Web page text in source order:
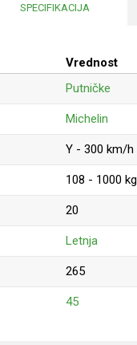
SPECIFIKACIJA
Vrednost
Putničke
Michelin
Y - 300 km/h
108 - 1000 kg
20
Letnja
265
45